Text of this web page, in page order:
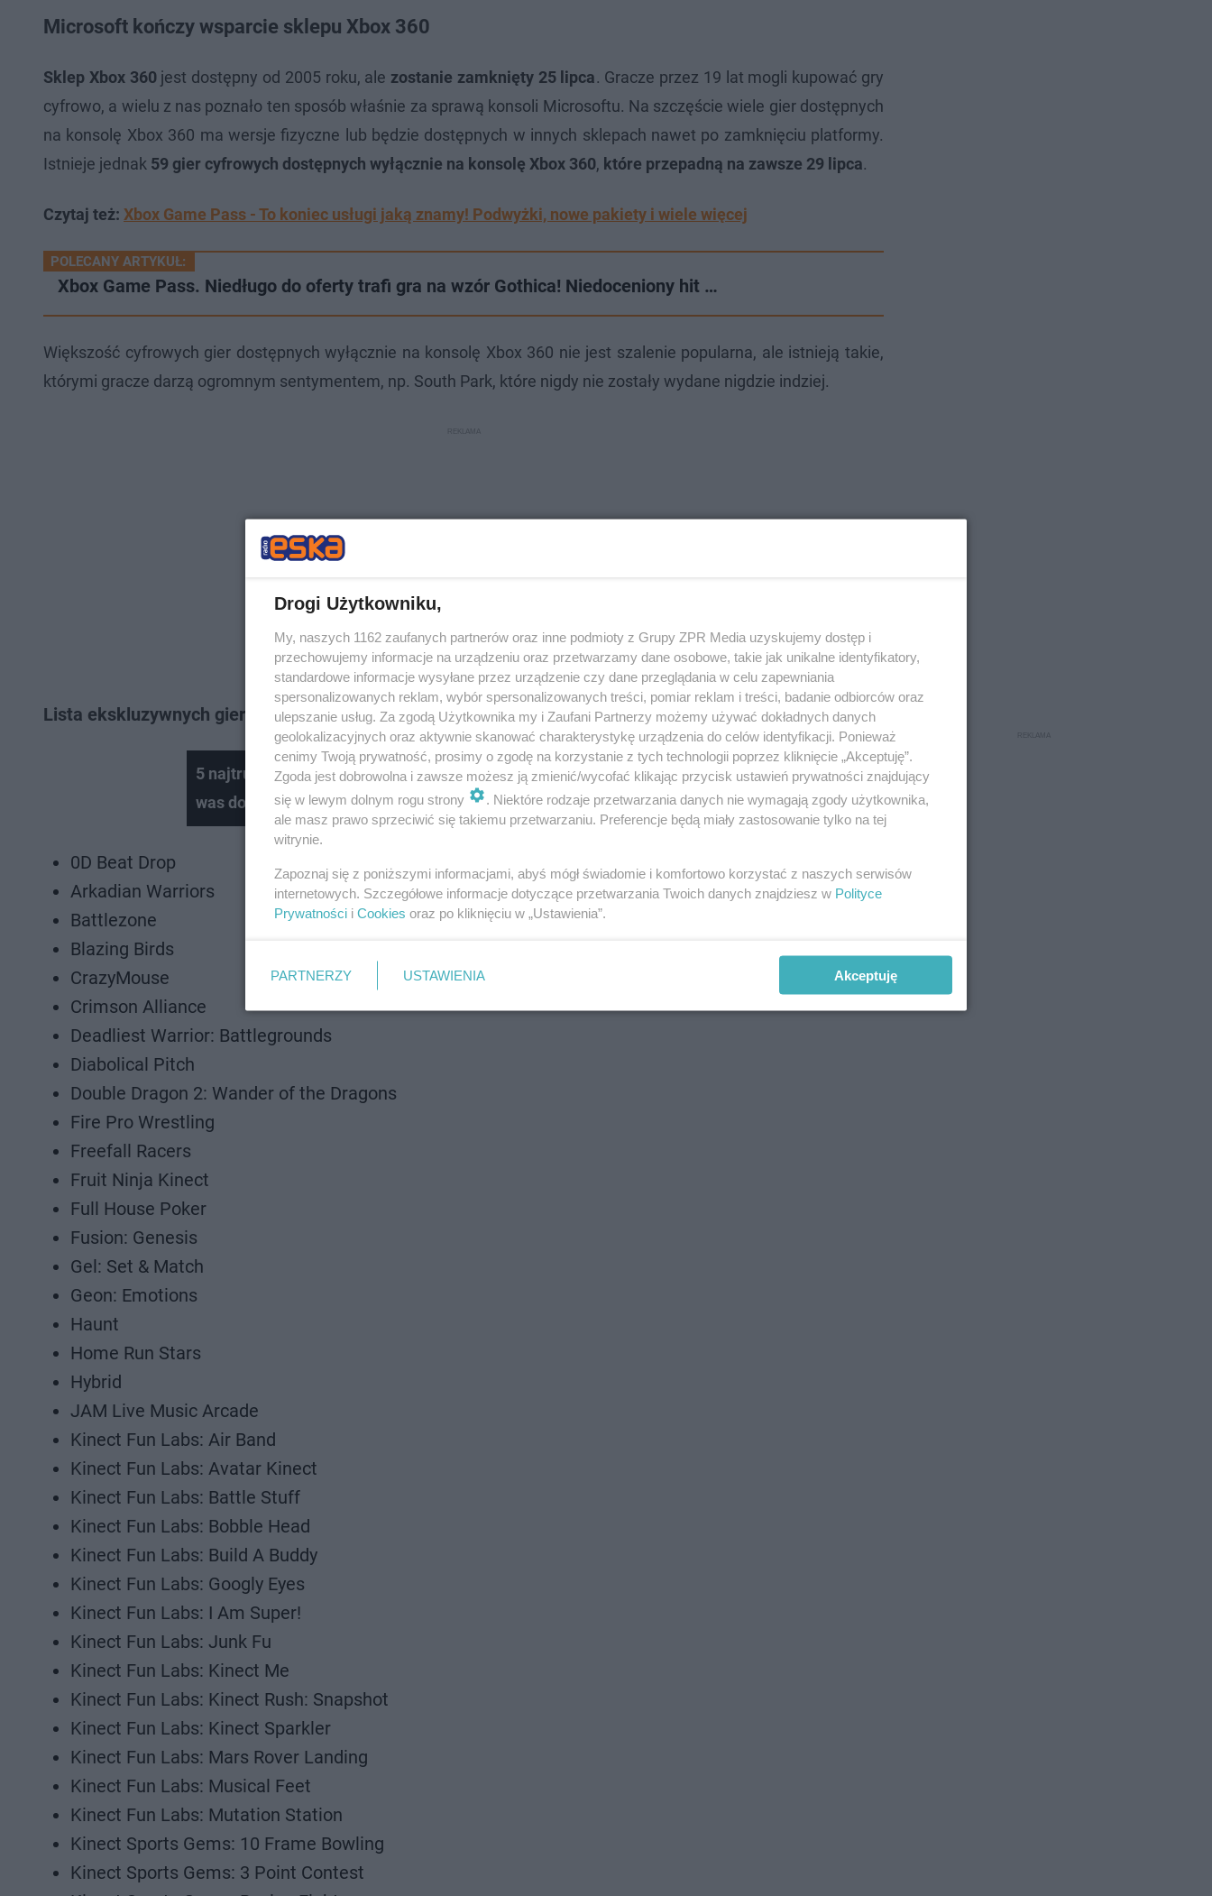
Microsoft kończy wsparcie sklepu Xbox 360
Sklep Xbox 360jest dostępny od 2005 roku, ale zostanie zamknięty 25 lipca. Gracze przez 19 lat mogli kupować gry
cyfrowo, a wielu z nas poznało ten sposób właśnie za sprawą konsoli Microsoftu. Na szczęście wiele gier dostępnych
na konsolę Xbox 360 ma wersje fizyczne lub będzie dostępnych w innych sklepach nawet po zamknięciu platformy.
Istnieje jednak 59 gier cyfrowych dostępnych wyłącznie na konsolę Xbox 360, które przepadną na zawsze 29 lipca.
Czytaj też: Xbox Game Pass - To koniec usługi jaką znamy! Podwyżki, nowe pakiety i wiele więcej
POLECANY ARTYKUŁ:
Xbox Game Pass. Niedługo do oferty trafi gra na wzór Gothica! Niedoceniony hit …
Większość cyfrowych gier dostępnych wyłącznie na konsolę Xbox 360 nie jest szalenie popularna, ale istnieją takie,
którymi gracze darzą ogromnym sentymentem, np. South Park, które nigdy nie zostały wydane nigdzie indziej.
Lista ekskluzywnych gier cyfrowych Xbox 360, które nie są kompatybilne wstecz:
5 najtrudniejszych gier wszech czasów na PS5, XBOX i PC! Doprowadzą
was do szewskiej pasji
0D Beat Drop
Arkadian Warriors
Battlezone
Blazing Birds
CrazyMouse
Crimson Alliance
Deadliest Warrior: Battlegrounds
Diabolical Pitch
Double Dragon 2: Wander of the Dragons
Fire Pro Wrestling
Freefall Racers
Fruit Ninja Kinect
Full House Poker
Fusion: Genesis
Gel: Set & Match
Geon: Emotions
Haunt
Home Run Stars
Hybrid
JAM Live Music Arcade
Kinect Fun Labs: Air Band
Kinect Fun Labs: Avatar Kinect
Kinect Fun Labs: Battle Stuff
Kinect Fun Labs: Bobble Head
Kinect Fun Labs: Build A Buddy
Kinect Fun Labs: Googly Eyes
Kinect Fun Labs: I Am Super!
Kinect Fun Labs: Junk Fu
Kinect Fun Labs: Kinect Me
Kinect Fun Labs: Kinect Rush: Snapshot
Kinect Fun Labs: Kinect Sparkler
Kinect Fun Labs: Mars Rover Landing
Kinect Fun Labs: Musical Feet
Kinect Fun Labs: Mutation Station
Kinect Sports Gems: 10 Frame Bowling
Kinect Sports Gems: 3 Point Contest
Drogi Użytkowniku,
My, naszych 1162 zaufanych partnerów oraz inne podmioty z Grupy ZPR Media uzyskujemy dostęp i
przechowujemy informacje na urządzeniu oraz przetwarzamy dane osobowe, takie jak unikalne identyfikatory,
standardowe informacje wysyłane przez urządzenie czy dane przeglądania w celu zapewniania
spersonalizowanych reklam, wybór spersonalizowanych treści, pomiar reklam i treści, badanie odbiorców oraz
ulepszanie usług. Za zgodą Użytkownika my i Zaufani Partnerzy możemy używać dokładnych danych
geolokalizacyjnych oraz aktywnie skanować charakterystykę urządzenia do celów identyfikacji. Ponieważ
cenimy Twoją prywatność, prosimy o zgodę na korzystanie z tych technologii poprzez kliknięcie „Akceptuję”.
Zgoda jest dobrowolna i zawsze możesz ją zmienić/wycofać klikając przycisk ustawień prywatności znajdujący
się w lewym dolnym rogu strony
. Niektóre rodzaje przetwarzania danych nie wymagają zgody użytkownika,
ale masz prawo sprzeciwić się takiemu przetwarzaniu. Preferencje będą miały zastosowanie tylko na tej
witrynie.
Zapoznaj się z poniższymi informacjami, abyś mógł świadomie i komfortowo korzystać z naszych serwisów
internetowych. Szczegółowe informacje dotyczące przetwarzania Twoich danych znajdziesz w Polityce
Prywatności i Cookies oraz po kliknięciu w „Ustawienia”.
PARTNERZY USTAWIENIA Akceptuję